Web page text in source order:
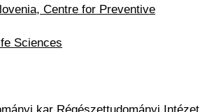
Centre for Preventive
Sciences